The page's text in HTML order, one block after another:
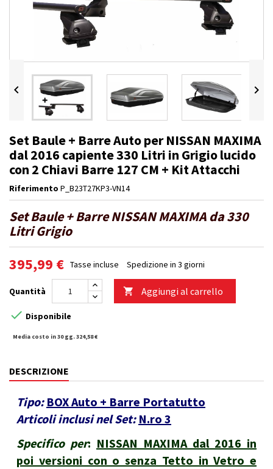
 
Set Baule + Barre Auto per NISSAN MAXIMA
dal 2016 capiente 330 Litri in Grigio lucido
con 2 Chiavi Barre 127 CM + Kit Attacchi
Riferimento P_B23T27KP3-VN14
Set Baule + Barre NISSAN MAXIMA da 330
Litri Grigio
395,99 € Tasse incluse Spedizione in 3 giorni
Quantità  Aggiungi al carrello
 Disponibile
Media costo in 30 gg. 324,58 €
DESCRIZIONE
Tipo: BOX Auto + Barre Portatutto
Articoli inclusi nel Set: N.ro 3
Specifico per: NISSAN MAXIMA dal 2016 in
poi versioni con o senza Tetto in Vetro e